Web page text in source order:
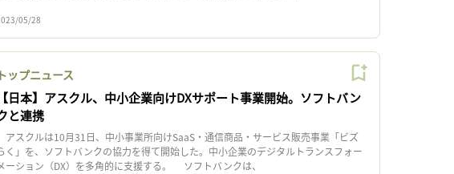
05/28
トップニュース
【日本】アスクル、中小企業向けDXサポート事業開始。ソフトバン
と連携
アスクルは10月31日、中小事業所向けSaaS・通信商品・サービス販売事業「ビズ
く」を、ソフトバンクの協力を得て開始した。中小企業のデジタルトランスフォー
ーション（DX）を多角的に支援する。 ソフトバンクは、